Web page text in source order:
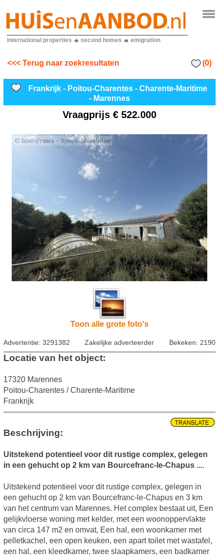
international properties second homes emigration
<<< Terug naar zoekresultaten (0)
Frankrijk - Poitou-Charentes - Charente-Maritime
- Marennes
Vraagprijs € 522.000
Toon alle grote foto's
Advertentie: 3291382 Zakelijke adverteerder Bekeken: 2190
Locatie van het object:
17320 Marennes
Poitou-Charentes / Charente-Maritime
Frankrijk
Beschrijving:
Uitstekend potentieel voor dit rustige complex, gelegen
in een gehucht op 2 km van Bourcefranc-le-Chapus ....
Uitstekend potentieel voor dit rustige complex, gelegen in
een gehucht op 2 km van Bourcefranc-le-Chapus en 3 km
van het centrum van Marennes. Het complex bestaat uit, Een
gelijkvloerse woning met kelder, met een woonoppervlakte
van circa 147 m2 en omvat, Een hal, een woonkamer met
pelletkachel, een open keuken, een apart toilet met wastafel,
een hal, een kleedkamer, twee slaapkamers, een badkamer